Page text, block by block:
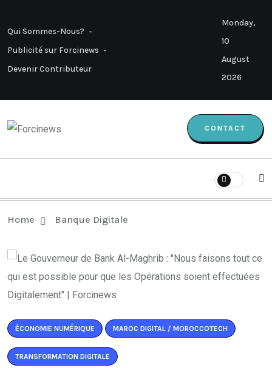
Qui Sommes-Nous?
Publicité sur Forcinews
Devenir Contributeur
Monday,
10
August
2026
CONTACT
Home Banque Digitale
ÉCONOMIE NUMÉRIQUE MAROC DIGITAL / MOROCCOTECH
TRANSFORMATION DIGITALE